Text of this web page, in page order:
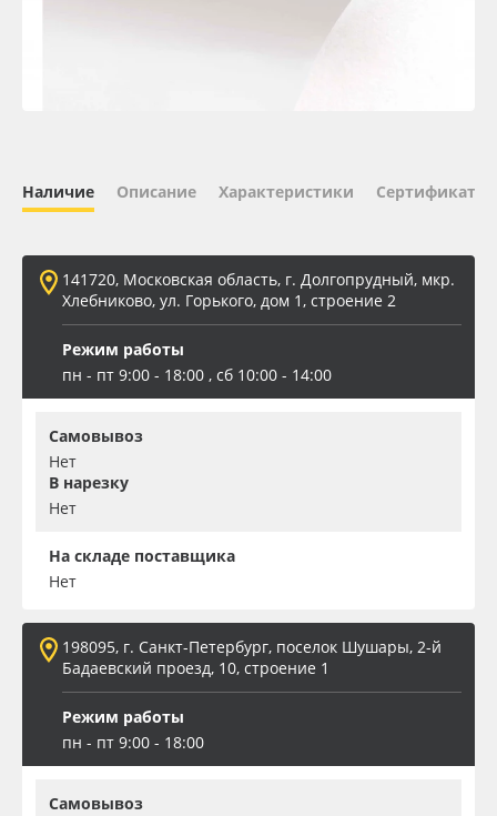
ПЭТ листовой
ПЭТ бэклит
Вспененный ПВХ
Баннер
Заготовки для сувениров
Наличие Описание Характеристики Сертификаты
141720, Московская область, г. Долгопрудный, мкр.
Хлебниково, ул. Горького, дом 1, строение 2
Режим работы
пн - пт 9:00 - 18:00 , сб 10:00 - 14:00
Самовывоз
Нет
В нарезку
Нет
На складе поставщика
Нет
198095, г. Санкт-Петербург, поселок Шушары, 2-й
Бадаевский проезд, 10, строение 1
Режим работы
пн - пт 9:00 - 18:00
Самовывоз